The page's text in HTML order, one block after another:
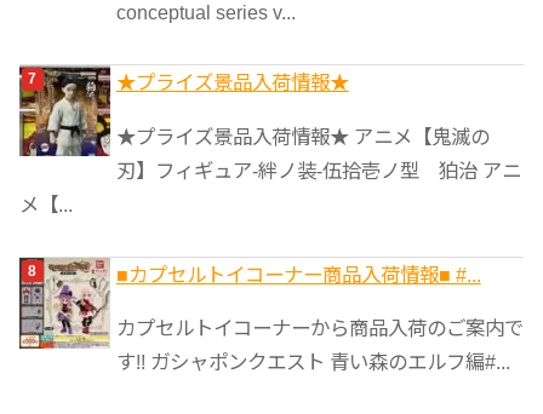
conceptual series v...
★プライズ景品入荷情報★
★プライズ景品入荷情報★ アニメ【鬼滅の
刃】フィギュア-絆ノ装-伍拾壱ノ型 狛治 アニ
メ【...
■カプセルトイコーナー商品入荷情報■ #...
カプセルトイコーナーから商品入荷のご案内で
す!! ガシャポンクエスト 青い森のエルフ編#...